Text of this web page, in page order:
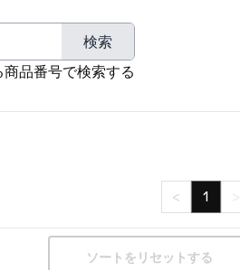
検索
品番号で検索する
< 1 >
ソートをリセットする